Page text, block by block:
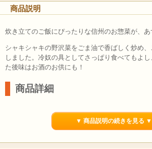
商品説明
炊き立てのご飯にぴったりな信州のお惣菜が、あ
シャキシャキの野沢菜をごま油で香ばしく炒め
しました。冷奴の具としてさっぱり食べてもよ
た後味はお酒のお供にも！
商品詳細
おエキス、ごま油、七味唐辛子、麦芽糖、食塩、
つお節粉末)、コラーゲンペプチド、寒天/ソルビ
ま・ゼラチンを含む)
▼ 商品説明の続きを見る ▼